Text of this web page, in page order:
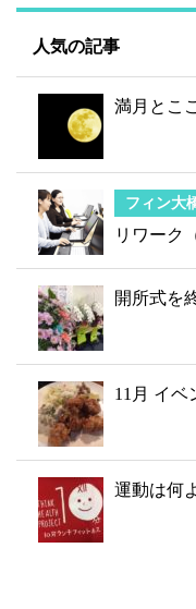
人気の記事
満月とこ
フィン大
リワーク
開所式を
11月 イベ
運動は何